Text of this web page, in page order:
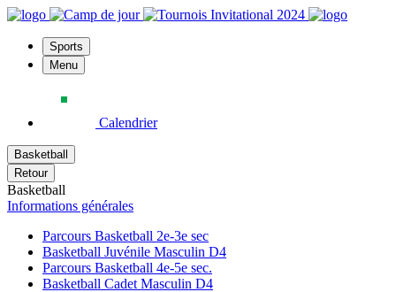
Sports
Menu
Calendrier
Basketball
Retour
Basketball
Informations générales
Parcours Basketball 2e-3e sec
Basketball Juvénile Masculin D4
Parcours Basketball 4e-5e sec.
Basketball Cadet Masculin D4